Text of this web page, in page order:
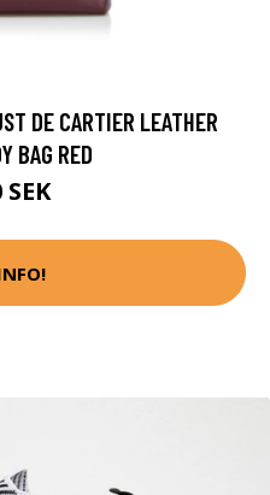
DE CARTIER LEATHER
BAG RED